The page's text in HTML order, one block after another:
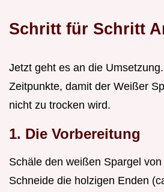
Schritt für Schritt
Jetzt geht es an die
Zeitpunkte, damit der Weißer
nicht zu trocken wird.
1. Die Vorbereitung
Schäle den weißen Spargel
Schneide die holzigen Enden